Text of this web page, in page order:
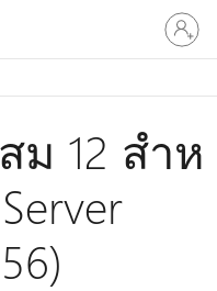
ลงชื่อ
เข้า
บัญชี
คุณ
ม 12 สําห